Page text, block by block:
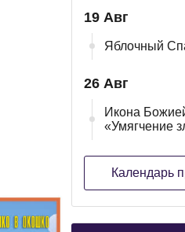
19 Авг
Яблочный
26 Авг
Икона
«Умягчение
Календарь